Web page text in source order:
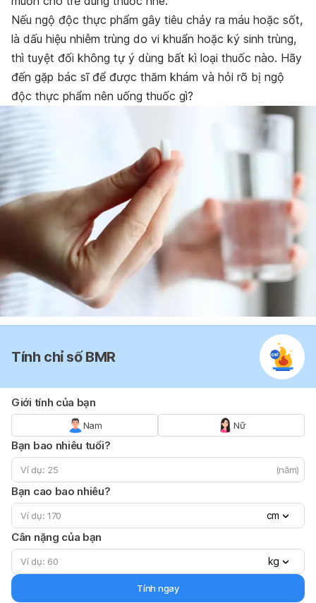
Nếu ngộ độc thực phẩm gây tiêu chảy ra máu hoặc sốt,
là dấu hiệu nhiễm trùng do vi khuẩn hoặc ký sinh trùng,
thì tuyệt đối không tự ý dùng bất kì loại thuốc nào. Hãy
đến gặp bác sĩ để được thăm khám và hỏi rõ bị ngộ
độc thực phẩm nên uống thuốc gì?
Tính chỉ số BMR
Giới tính của bạn
Nam Nữ
Bạn bao nhiêu tuổi?
(năm)
Bạn cao bao nhiêu?
cm
Cân nặng của bạn
kg
Tính ngay